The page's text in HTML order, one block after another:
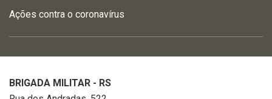
Ações contra o coronavírus
BRIGADA MILITAR - RS